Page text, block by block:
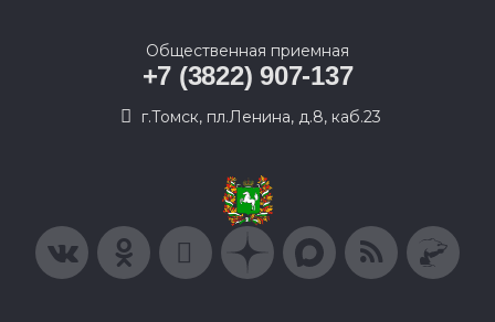
Общественная приемная
+7 (3822) 907-137
г.Томск, пл.Ленина, д.8, каб.23